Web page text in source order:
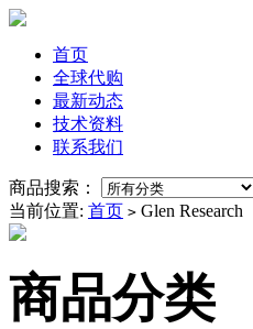
首页
全球代购
最新动态
技术资料
联系我们
商品搜索：
当前位置: 首页 > Glen Research
商品分类